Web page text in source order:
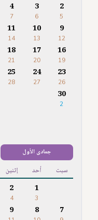
2
5
3
6
4
7
9
12
10
13
11
14
16
19
17
20
18
21
23
26
24
27
25
28
30
2
جمادى الأول
سبت أحد إثنين
1
3
2
4
7
8
9